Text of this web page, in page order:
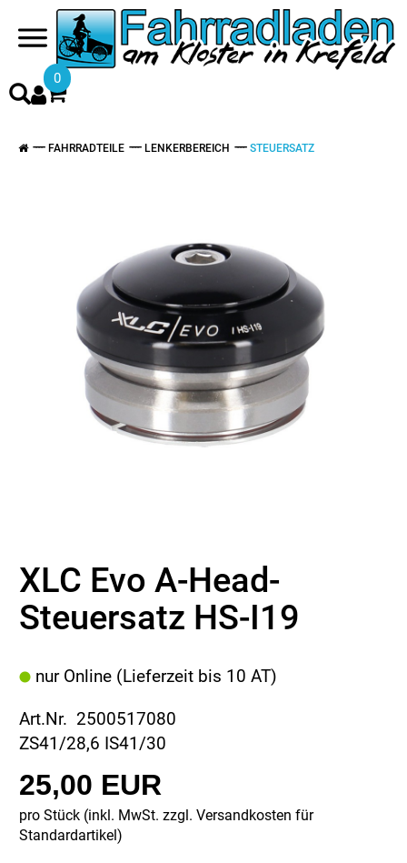
0
FAHRRADTEILE LENKERBEREICH STEUERSATZ
XLC Evo A-Head-
Steuersatz HS-I19
nur Online (Lieferzeit bis 10 AT)
Art.Nr. 2500517080
ZS41/28,6 IS41/30
25,00 EUR
pro Stück (inkl. MwSt. zzgl. Versandkosten für
Standardartikel)